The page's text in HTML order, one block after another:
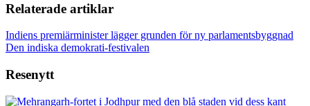
Relaterade artiklar
Indiens premiärminister lägger grunden för ny parlamentsbyggnad
Den indiska demokrati-festivalen
Resenytt